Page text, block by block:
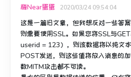
梅Near蛋蛋 2020/03/24 09:54:04
这是一篇旧文章，但我想反对一些答案
则需要使用SSL。 如果您将SSL与
userid = 123），则该数据将以纯文本
POST发送，则这些值将放入消息的
数MITM攻击都不可读。